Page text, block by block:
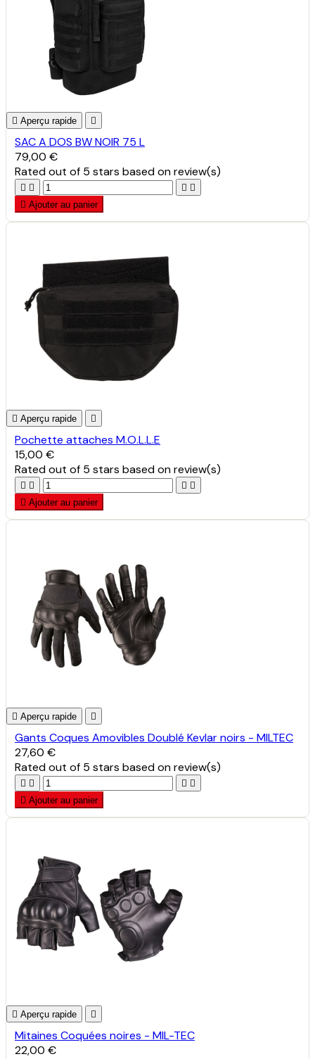
 Aperçu rapide 
SAC A DOS BW NOIR 75 L
79,00 €
Ratedout of 5 stars based onreview(s)
   
 Ajouter au panier
 Aperçu rapide 
Pochette attaches M.O.L.L.E
15,00 €
Ratedout of 5 stars based onreview(s)
   
 Ajouter au panier
 Aperçu rapide 
Gants Coques Amovibles Doublé Kevlar noirs - MILTEC
27,60 €
Ratedout of 5 stars based onreview(s)
   
 Ajouter au panier
 Aperçu rapide 
Mitaines Coquées noires - MIL-TEC
22,00 €